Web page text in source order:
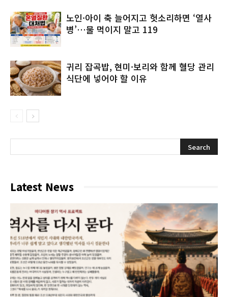
노인·아이 축 늘어지고 헛소리하면 ‘열사
병’…물 먹이지 말고 119
귀리 잡곡밥, 현미·보리와 함께 혈당 관리
식단에 넣어야 할 이유
Latest News